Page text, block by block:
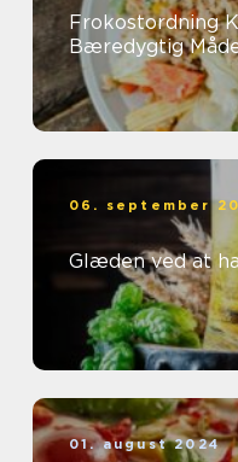
Frokostordning
Bæredygtig
06. september
Glæden ved at
01. august 2024